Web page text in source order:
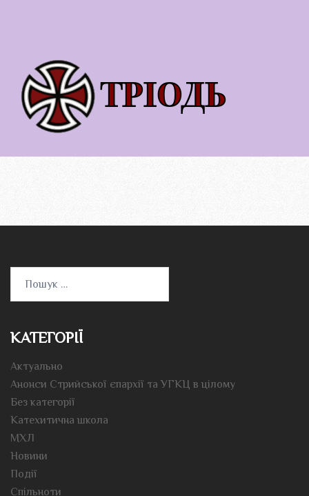
КАТЕГОРІЇ
Актуально
Анонси Стрийської єпархії та УГКЦ в цілому
Без категорії
Катехитична школа
МХЛ
Новини
Події
Спільноти